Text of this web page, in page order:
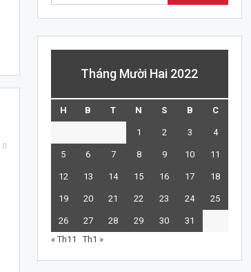
0
Tháng Mười Hai 2022
H B T N S B C
1 2 3 4
5 6 7 8 9 10 11
12 13 14 15 16 17 18
19 20 21 22 23 24 25
26 27 28 29 30
31
« Th11
Th1 »